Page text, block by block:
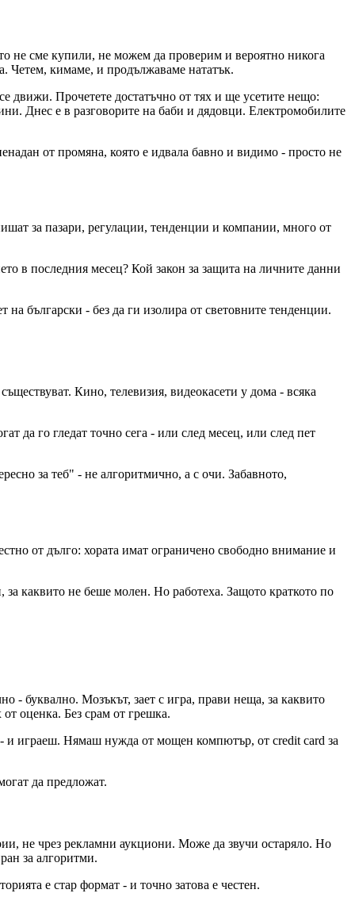
не сме купили, не можем да проверим и вероятно никога
Четем, кимаме, и продължаваме нататък.
движи. Прочетете достатъчно от тях и ще усетите нещо:
Днес е в разговорите на баби и дядовци. Електромобилите
от промяна, която е идвала бавно и видимо - просто не
за пазари, регулации, тенденции и компании, много от
в последния месец? Кой закон за защита на личните данни
български - без да ги изолира от световните тенденции.
Кино, телевизия, видеокасети у дома - всяка
да го гледат точно сега - или след месец, или след пет
за теб" - не алгоритмично, а с очи. Забавното,
от дълго: хората имат ограничено свободно внимание и
каквито не беше молен. Но работеха. Защото краткото по
- буквално. Мозъкът, зает с игра, прави неща, за каквито
оценка. Без срам от грешка.
- и играеш. Нямаш нужда от мощен компютър, от credit card за
да предложат.
не чрез рекламни аукциони. Може да звучи остаряло. Но
за алгоритми.
е стар формат - и точно затова е честен.